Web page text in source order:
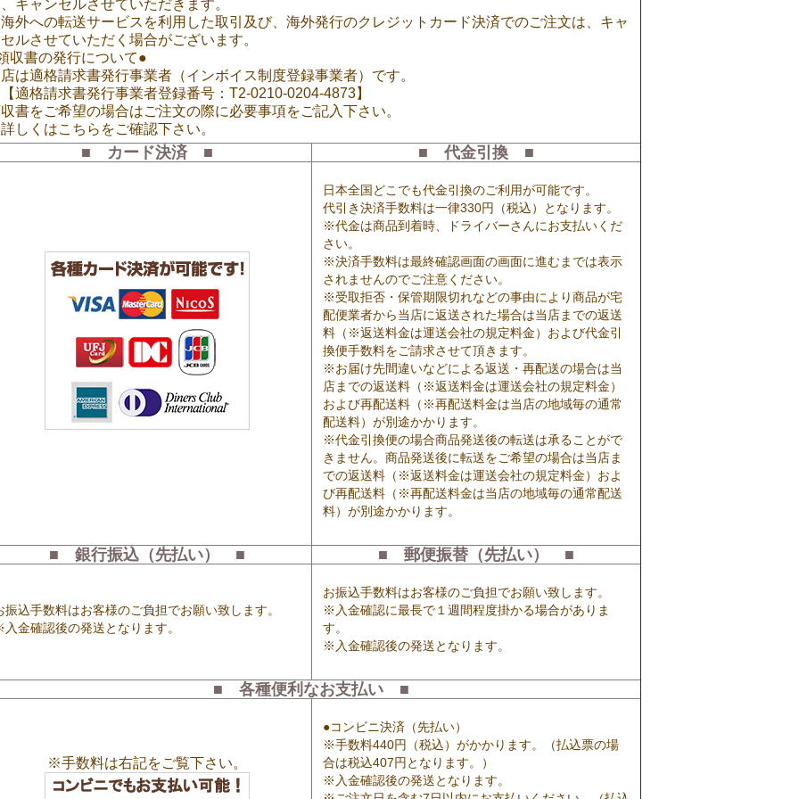
キャンセルさせていただきます。
外への転送サービスを利用した取引及び、海外発行のクレジットカード決済でのご注文は、キャ
ルさせていただく場合がございます。
収書の発行について●
は適格請求書発行事業者（インボイス制度登録事業者）です。
格請求書発行事業者登録番号：T2-0210-0204-4873】
書をご希望の場合はご注文の際に必要事項をご記入下さい。
しくはこちらをご確認下さい。
■ カード決済 ■ ■ 代金引換 ■
日本全国どこでも代金引換のご利用が可能です。
代引き決済手数料は一律330円（税込）となります。
※代金は商品到着時、ドライバーさんにお支払いくだ
さい。
※決済手数料は最終確認画面の画面に進むまでは表示
されませんのでご注意ください。
※受取拒否・保管期限切れなどの事由により商品が宅
配便業者から当店に返送された場合は当店までの返送
料（※返送料金は運送会社の規定料金）および代金引
換便手数料をご請求させて頂きます。
※お届け先間違いなどによる返送・再配送の場合は当
店までの返送料（※返送料金は運送会社の規定料金）
および再配送料（※再配送料金は当店の地域毎の通常
配送料）が別途かかります。
※代金引換便の場合商品発送後の転送は承ることがで
きません。商品発送後に転送をご希望の場合は当店ま
での返送料（※返送料金は運送会社の規定料金）およ
び再配送料（※再配送料金は当店の地域毎の通常配送
料）が別途かかります。
■ 銀行振込（先払い） ■ ■ 郵便振替（先払い） ■
振込手数料はお客様のご負担でお願い致します。
金確認後の発送となります。
お振込手数料はお客様のご負担でお願い致します。
※入金確認に最長で１週間程度掛かる場合がありま
す。
※入金確認後の発送となります。
■ 各種便利なお支払い ■
※手数料は右記をご覧下さい。
●コンビニ決済（先払い）
※手数料440円（税込）がかかります。（払込票の場
合は税込407円となります。）
※入金確認後の発送となります。